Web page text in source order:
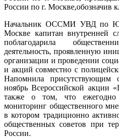
России по г. Москве,обозначив
Начальник ОССМИ УВД по
Москве капитан внутренней
поблагодарила
деятельность, проявленную
организации и проведении
и акций совместно с
Напомнила
ноябрь Всероссийской акции
также о том, что ежегодно
мониторинг общественного
в котором традиционно
общественных советов при
России.